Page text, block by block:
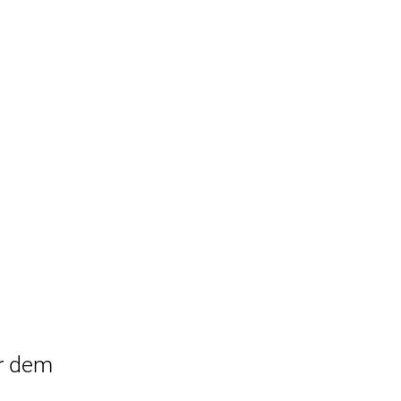
dem